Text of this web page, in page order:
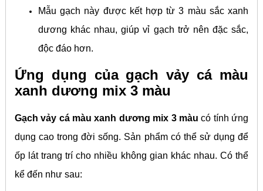
Mẫu gạch này được kết hợp từ 3 màu sắc xanh
dương khác nhau, giúp vỉ gạch trở nên đặc sắc,
độc đáo hơn.
Ứng dụng của gạch vảy cá màu
xanh dương mix 3 màu
Gạch vảy cá màu xanh dương mix 3 màu có tính ứng
dụng cao trong đời sống. Sản phẩm có thể sử dụng để
ốp lát trang trí cho nhiều không gian khác nhau. Có thể
kể đến như sau: